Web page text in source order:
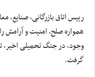
رییس اتاق بازرگانی، صنایع،
همواره صلح، امنیت و آرامش
وجود، در جنگ تحمیلی اخیر،
گرفت.